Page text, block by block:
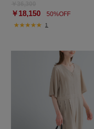
￥18,150 50%OFF
1